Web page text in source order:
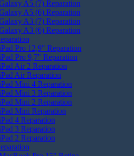
A5 (7) Reparation
A5 (6) Reparation
A3 (7) Reparation
A3 (6) Reparation
Pro 12,9" Reparation
Pro 9,7" Reparation
Air 2 Reparation
Air Reparation
Mini 4 Reparation
Mini 3 Reparation
Mini 2 Reparation
Mini Reparation
4 Reparation
3 Reparation
2 Reparation